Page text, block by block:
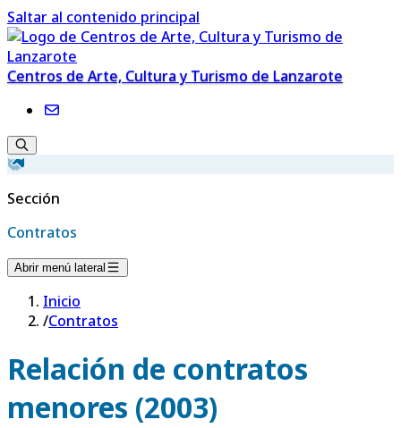
Saltar al contenido principal
Centros de Arte, Cultura y Turismo de Lanzarote
Sección
Contratos
Abrir menú lateral
Inicio
/Contratos
Relación de contratos
menores (2003)